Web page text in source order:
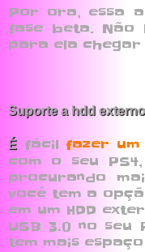
Por ora, essa
fase beta. Não
para ela chegar
Suporte a hdd
Éfácil fazer um
com o seu
procurando
você tem a
em um HDD
USB 3.0 no seu
tem mais